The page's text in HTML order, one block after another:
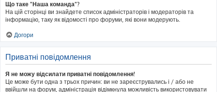
Що таке "Наша команда"?
На цій сторінці ви знайдете список адміністраторів і модераторів та
інформацію, таку як відомості про форуми, які вони модерують.
Догори
Приватні повідомлення
Я не можу відсилати приватні повідомлення!
Це може бути одна з трьох причин: ви не зареєструвались і / або не
ввійшли на форум, адміністрація відімкнула можливість використовувати